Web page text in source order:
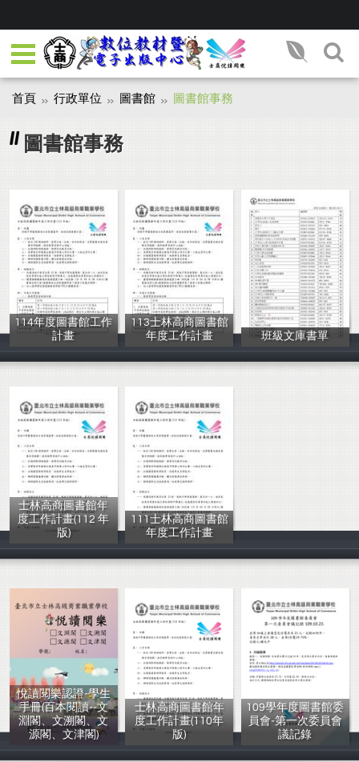
首頁 行政單位 圖書館 圖書館事務
圖書館事務
114年度圖書館工作
計畫
劉淑華
113士林高商圖書館
年度工作計畫
士林高商
班級文庫書單
士林高商
士林高商圖書館年
度工作計畫(112 年
版)
士林高商
111士林高商圖書館
年度工作計畫
鍾允中等
悅讀閱樂認證-學生
手冊(百本閱讀--文
淵閣、文溯閣、文
源閣、文津閣)
士林高商圖書館年
度工作計畫(110年
版)
109學年度圖書館委
員會-第一次委員會
議記錄